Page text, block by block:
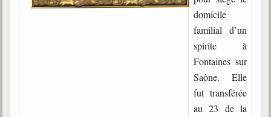
domicile
familial d’un
spirite à
Fontaines sur
Saône. Elle
fut transférée
au 23 de la